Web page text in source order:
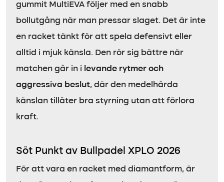
gummit MultiEVA följer med en snabb
bollutgång när man pressar slaget. Det är inte
en racket tänkt för att spela defensivt eller
alltid i mjuk känsla. Den rör sig bättre när
matchen går in i levande rytmer och
aggressiva beslut, där den medelhårda
känslan tillåter bra styrning utan att förlora
kraft.
Söt Punkt av Bullpadel XPLO 2026
För att vara en racket med diamantform, är